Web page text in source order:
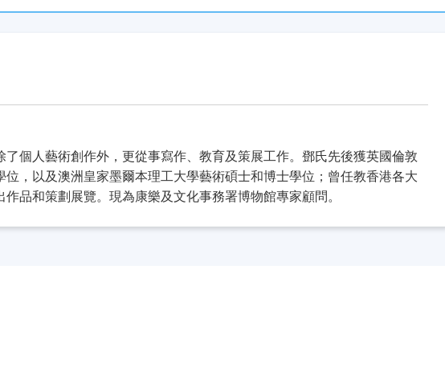
了個人藝術創作外，更從事寫作、教育及策展工作。鄧氏先後獲英國倫敦
位，以及澳洲皇家墨爾本理工大學藝術碩士和博士學位；曾任教香港各大
品和策劃展覽。現為康樂及文化事務署博物館專家顧問。